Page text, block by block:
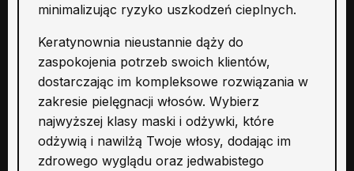
minimalizując ryzyko uszkodzeń cieplnych.
Keratynownia nieustannie dąży do
zaspokojenia potrzeb swoich klientów,
dostarczając im kompleksowe rozwiązania w
zakresie pielęgnacji włosów. Wybierz
najwyższej klasy maski i odżywki, które
odżywią i nawilżą Twoje włosy, dodając im
zdrowego wyglądu oraz jedwabistego